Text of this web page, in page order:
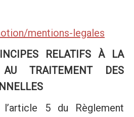
mentions-legales
RELATIFS À LA
TRAITEMENT DES
5 du Règlement